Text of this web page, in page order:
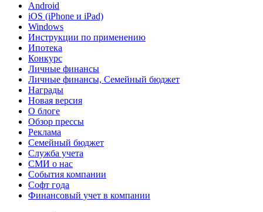
Android
iOS (iPhone и iPad)
Windows
Инструкции по применению
Ипотека
Конкурс
Личные финансы
Личные финансы, Семейный бюджет
Награды
Новая версия
О блоге
Обзор прессы
Реклама
Семейный бюджет
Служба учета
СМИ о нас
События компании
Софт года
Финансовый учет в компании